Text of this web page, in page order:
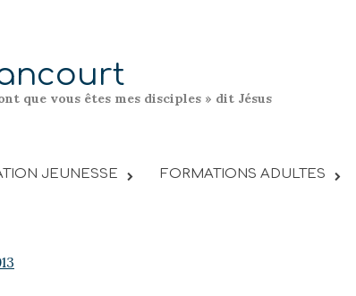
que vous êtes mes disciples » dit Jésus
JEUNESSE FORMATIONS ADULTES